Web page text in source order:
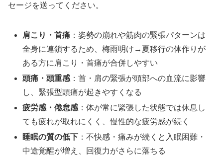
セージを送ってください。
肩こり・首痛 ：姿勢の崩れや筋肉の緊張パターンは
全身に連鎖するため、梅雨明け→夏移行の体作りが
ある方に肩こり・首痛が合併しやすい
頭痛・頭重感 ：首・肩の緊張が頭部への血流に影響
し、緊張型頭痛が起きやすくなる
疲労感・倦怠感 ：体が常に緊張した状態では休息し
ても疲れが取れにくく、慢性的な疲労感が続く
睡眠の質の低下 ：不快感・痛みが続くと入眠困難・
中途覚醒が増え、回復力がさらに落ちる